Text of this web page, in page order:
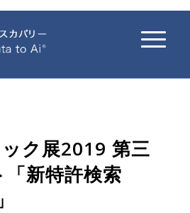
ク展2019 第三
新特許検索